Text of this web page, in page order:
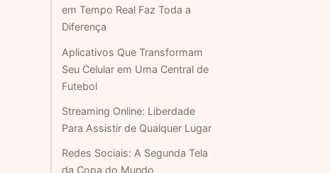
em Tempo Real Faz Toda a
Diferença
Aplicativos Que Transformam
Seu Celular em Uma Central de
Futebol
Streaming Online: Liberdade
Para Assistir de Qualquer Lugar
Redes Sociais: A Segunda Tela
da Copa do Mundo